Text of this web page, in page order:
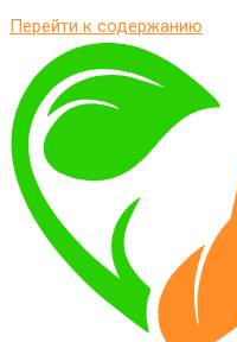
Перейти к содержанию